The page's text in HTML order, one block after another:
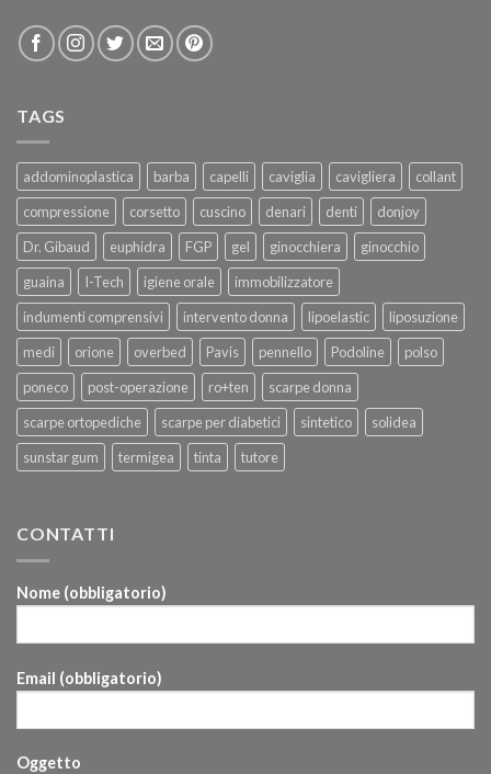
TAGS
addominoplastica barba capelli caviglia cavigliera
collant
compressione
corsetto cuscino denari denti
donjoy
Dr. Gibaud
euphidra FGP gel ginocchiera
ginocchio
guaina
I-Tech igiene orale
immobilizzatore
indumenti comprensivi
intervento donna lipoelastic
liposuzione
medi
orione overbed Pavis pennello Podoline
polso
poneco
post-operazione ro+ten
scarpe donna
scarpe ortopediche
scarpe per diabetici sintetico
solidea
sunstar gum
termigea tinta tutore
CONTATTI
Nome (obbligatorio)
Email (obbligatorio)
Oggetto